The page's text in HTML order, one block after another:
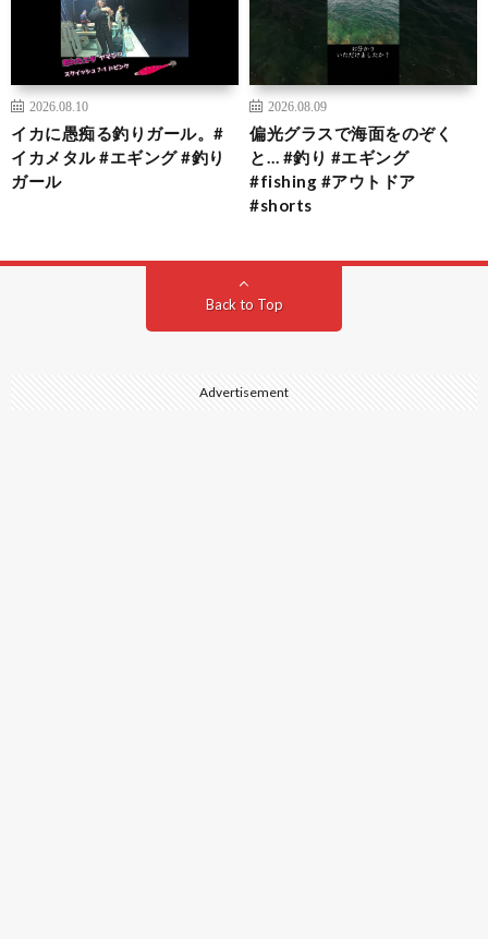
2026.08.10
イカに愚痴る釣りガール。#
イカメタル #エギング #釣り
ガール
2026.08.09
偏光グラスで海面をのぞく
と… #釣り #エギング
#fishing #アウトドア
#shorts
Back to Top
Advertisement